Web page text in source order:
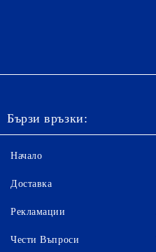
Бързи връзки:
Начало
Доставка
Рекламации
Чести Въпроси